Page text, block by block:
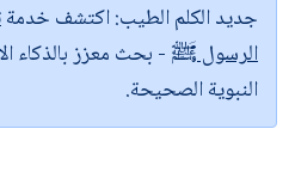
جديد الكلم الطيب:اكتشف خدمة
الرسول ﷺ - بحث معزز بالذكاء
النبوية الصحيحة.